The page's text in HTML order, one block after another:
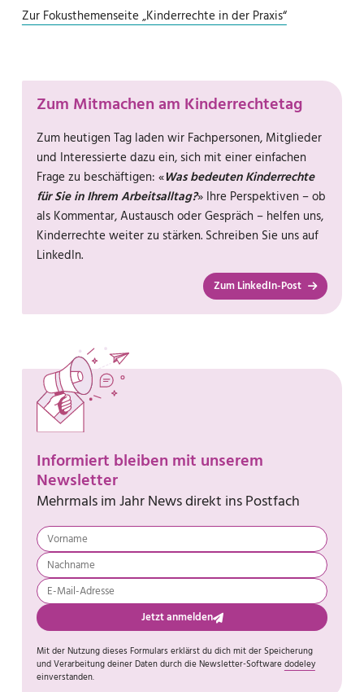
Zur Fokusthemenseite „Kinderrechte in der Praxis“
Zum Mitmachen am Kinderrechtetag
Zum heutigen Tag laden wir Fachpersonen, Mitglieder
und Interessierte dazu ein, sich mit einer einfachen
Frage zu beschäftigen: «Was bedeuten Kinderrechte
für Sie in Ihrem Arbeitsalltag?» Ihre Perspektiven – ob
als Kommentar, Austausch oder Gespräch – helfen uns,
Kinderrechte weiter zu stärken. Schreiben Sie uns auf
LinkedIn.
Zum LinkedIn-Post
Informiert bleiben mit unserem
Newsletter
Mehrmals im Jahr News direkt ins Postfach
Jetzt anmelden
Mit der Nutzung dieses Formulars erklärst du dich mit der Speicherung
und Verarbeitung deiner Daten durch die Newsletter-Softwaredodeley
einverstanden.